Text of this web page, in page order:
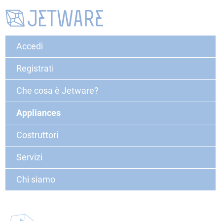
Accedi
Registrati
Che cosa è Jetware?
Appliances
Costruttori
Servizi
Chi siamo